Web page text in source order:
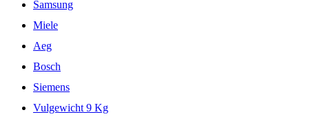
Samsung
Miele
Aeg
Bosch
Siemens
Vulgewicht 9 Kg